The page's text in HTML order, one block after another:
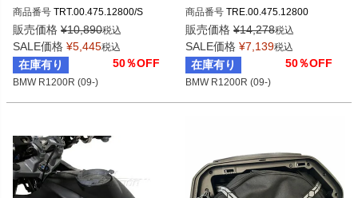
商品番号 TRT.00.475.12800/S
販売価格 ¥10,890税込
SALE価格 ¥5,445税込
在庫有り 50％OFF
BMW R1200R (09-)
商品番号 TRE.00.475.12800
販売価格 ¥14,278税込
SALE価格 ¥7,139税込
在庫有り 50％OFF
BMW R1200R (09-)